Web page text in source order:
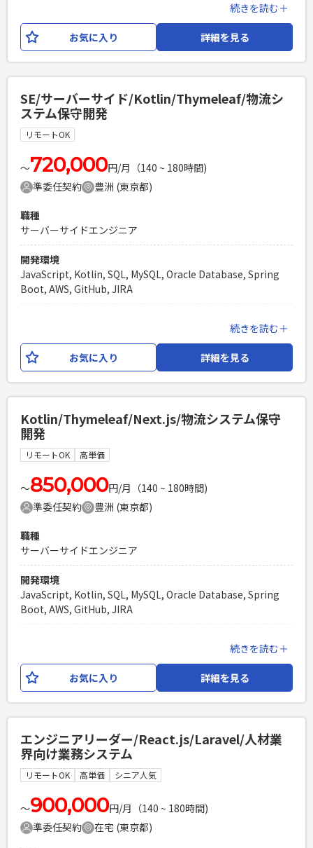
輸配送システムをOracle CloudからAWSへの移行をするにあ
たり、開発サブリーダーをご担当いただきます。 業務内容と
しては、実装・レビュー・他開発メンバーの進捗管理・報告
Spring Boot, Thymeleaf, Next.js DB：Oracle, Mysql イ
ンフラ：AWS(各種サービス), Terraform 開発ツール等：
Github, IntelliJ, Slack, Zoom, Jira, Confluence, VScode 等
設計思想：クリーンアーキテクチャ、 DDD AIツール：
Github copilot, Claude Code等
必須スキル
・SQLを用いたデータベース操作の実務経験 ・DDDやクリー
ンアーキテクチャーなどのソフトウェア設計パターンを活用し
た開発経験（1年以上） ・AWSを利用した開発経験（1年以
上） ・Reactの開発経験（3か月以上）
PHPを用いたWebサービスの開発経験4年以上
Laravelを用いた開発経験1年以上
続きを読む＋
お気に入り 詳細を見る
SE/サーバーサイド/Kotlin/Thymeleaf/物流シ
ステム保守開発
リモートOK
〜720,000円/月（140 ~ 180時間)
準委任契約
豊洲 (東京都)
職種
サーバーサイドエンジニア
開発環境
JavaScript, Kotlin, SQL, MySQL, Oracle Database, Spring
Boot, AWS, GitHub, JIRA
輸配送システムの保守開発を中心としたWeb開発案件です。
保守開発案件の増加に伴い、開発メンバーの補充が必要とな
っており、 AIを活用した設計～開発～テストを1人称で対応で
Thymeleaf DB：Oracle,Mysql インフラ：AWS, Terraform
開発ツール等：intelliJ, Docker, Github, Slack, Zoom, Jira,
Confluence等 設計思想：クリーンアーキテクチャ、 DDD
必須スキル
・1人称でユーザーとコミュニケーションをとり設計を推進で
きる方 ・Kotlinの実務経験 ・Thymeleaf経験（1年以上） ・
アーキテクチャーなどのソフトウェア設計パターンを活用した
開発経験（1年以上） ・AWSを利用した開発経験（1年以上）
PHPを用いたWebサービスの開発経験4年以上
Laravelを用いた開発経験1年以上
エンジニア複数人のチームでの開発経験
続きを読む＋
お気に入り 詳細を見る
Kotlin/Thymeleaf/Next.js/物流システム保守
開発
リモートOK 高単価
〜850,000円/月（140 ~ 180時間)
準委任契約
豊洲 (東京都)
職種
サーバーサイドエンジニア
開発環境
JavaScript, Kotlin, SQL, MySQL, Oracle Database, Spring
Boot, AWS, GitHub, JIRA
輸配送システムの保守開発を中心としたWeb開発案件です。
サーバーサイドからフロントエンドまで、フルスタックでご
対応いただきます。 開発工程は、設計からテストまで一連の
ームワーク：Spring Boot,Thymeleaf,Next.js DB：
Oracle,MySQL インフラ：AWS(各種サービス),Terraform 開
発ツール等：Github,Slack,Zoom,Jira,Confluence,VScode
等 設計思想：クリーンアーキテクチャ、DDD AIツール：
Github copilot,Claude Code等
必須スキル
続きを読む＋
お気に入り 詳細を見る
エンジニアリーダー/React.js/Laravel/人材業
界向け業務システム
リモートOK 高単価 シニア人気
〜900,000円/月（140 ~ 180時間)
準委任契約
在宅 (東京都)